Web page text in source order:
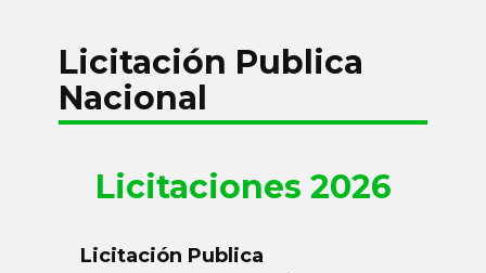
Licitación Publica
Nacional
Licitaciones 2026
Licitación Publica